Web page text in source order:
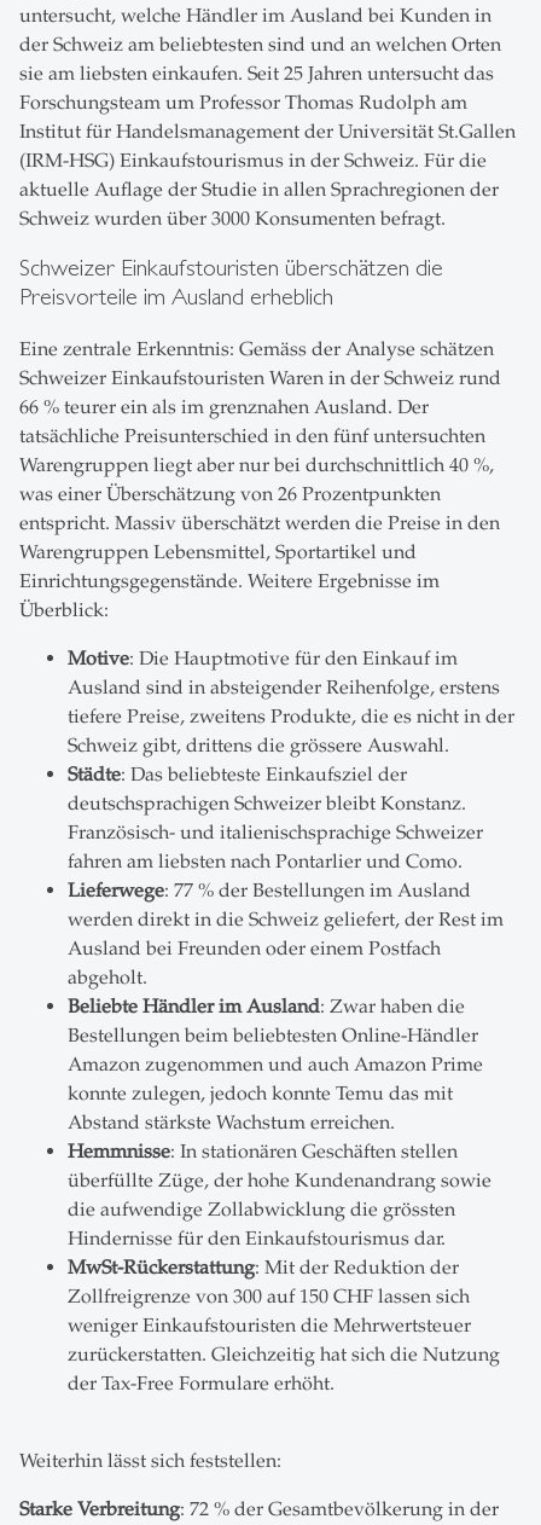
untersucht, welche Händler im Ausland bei Kunden in
der Schweiz am beliebtesten sind und an welchen Orten
sie am liebsten einkaufen. Seit 25 Jahren untersucht das
Forschungsteam um Professor Thomas Rudolph am
Institut für Handelsmanagement der Universität St.Gallen
(IRM-HSG) Einkaufstourismus in der Schweiz. Für die
aktuelle Auflage der Studie in allen Sprachregionen der
Schweiz wurden über 3000 Konsumenten befragt.
Schweizer Einkaufstouristen überschätzen die
Preisvorteile im Ausland erheblich
Eine zentrale Erkenntnis: Gemäss der Analyse schätzen
Schweizer Einkaufstouristen Waren in der Schweiz rund
66 % teurer ein als im grenznahen Ausland. Der
tatsächliche Preisunterschied in den fünf untersuchten
Warengruppen liegt aber nur bei durchschnittlich 40 %,
was einer Überschätzung von 26 Prozentpunkten
entspricht. Massiv überschätzt werden die Preise in den
Warengruppen Lebensmittel, Sportartikel und
Einrichtungsgegenstände. Weitere Ergebnisse im
Überblick:
Motive: Die Hauptmotive für den Einkauf im
Ausland sind in absteigender Reihenfolge, erstens
tiefere Preise, zweitens Produkte, die es nicht in der
Schweiz gibt, drittens die grössere Auswahl.
Städte: Das beliebteste Einkaufsziel der
deutschsprachigen Schweizer bleibt Konstanz.
Französisch- und italienischsprachige Schweizer
fahren am liebsten nach Pontarlier und Como.
Lieferwege: 77 % der Bestellungen im Ausland
werden direkt in die Schweiz geliefert, der Rest im
Ausland bei Freunden oder einem Postfach
abgeholt.
Beliebte Händler im Ausland: Zwar haben die
Bestellungen beim beliebtesten Online-Händler
Amazon zugenommen und auch Amazon Prime
konnte zulegen, jedoch konnte Temu das mit
Abstand stärkste Wachstum erreichen.
Hemmnisse: In stationären Geschäften stellen
überfüllte Züge, der hohe Kundenandrang sowie
die aufwendige Zollabwicklung die grössten
Hindernisse für den Einkaufstourismus dar.
MwSt-Rückerstattung: Mit der Reduktion der
Zollfreigrenze von 300 auf 150 CHF lassen sich
weniger Einkaufstouristen die Mehrwertsteuer
zurückerstatten. Gleichzeitig hat sich die Nutzung
der Tax-Free Formulare erhöht.
Weiterhin lässt sich feststellen:
Starke Verbreitung: 72 % der Gesamtbevölkerung in der